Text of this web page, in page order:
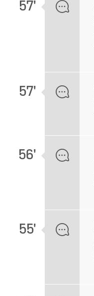
57'
57'
56'
55'